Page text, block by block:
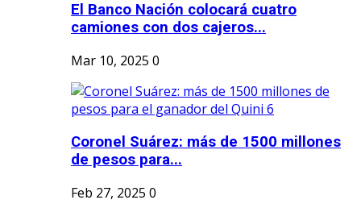
El Banco Nación colocará cuatro
camiones con dos cajeros...
Mar 10, 2025 0
Coronel Suárez: más de 1500 millones
de pesos para...
Feb 27, 2025 0